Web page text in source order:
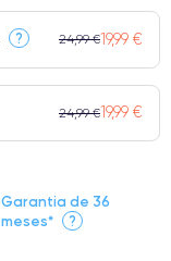
Garantia de 36
meses*
?
? 24,99 €19,99 €
24,99 €19,99 €